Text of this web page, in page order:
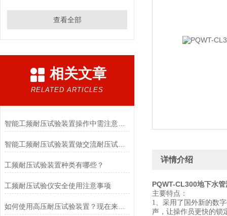
查看全部
相关文章
RELATED ARTICLES
智能工频耐压试验装置操作中需注意的问题
智能工频耐压试验装置做交流耐压试验时应留意的几点要求
工频耐压试验装置种类有哪些？
工频耐压试验仪安全使用注意事项
如何使用高压耐压试验装置？现在来教你！
详情介绍
PQWT-CL300地下水
主要特点：
1、采用了国外新的数
声，让操作员更快的锁